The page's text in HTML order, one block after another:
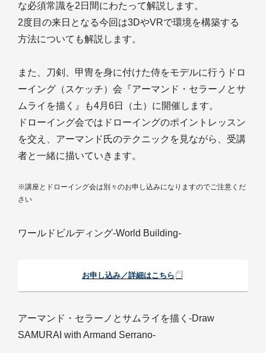
な必須常識を2日間にわたって解説します。
2度目の来日となる今回は3DやVRで環境を構築する
方法についても解説します。
また、刀剣、甲冑を身に付けた侍をモデルに行うドロ
ーイング（スケッチ）会『アーマンド・セラーノとサ
ムライを描く』も4月6日（土）に開催します。
ドローイング会ではドローイングのポイントレッスン
を交え、アーマンド氏のテクニックを見ながら、受講
者と一緒に描いていきます。
※講座とドローイング会は別々のお申し込みになりますのでご注意くだ
さい
ワールドビルディング-World Building-
お申し込み／詳細はこちら
アーマンド・セラーノとサムライを描く-Draw
SAMURAI with Armand Serrano-